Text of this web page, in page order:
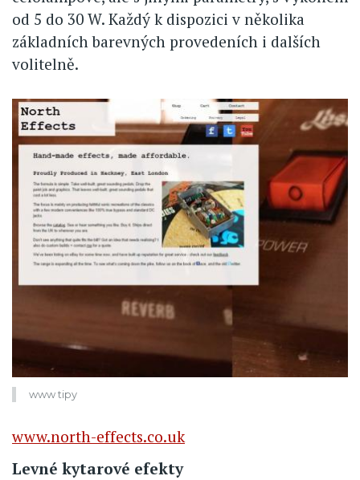
od 5 do 30 W. Každý k dispozici v několika
základních barevných provedeních i dalších
volitelně.
www tipy
www.north-effects.co.uk
Levné kytarové efekty